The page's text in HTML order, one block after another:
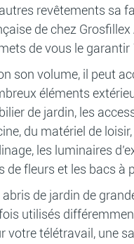
revêtements sa
de chez Grosfillex
de vous le garantir
son volume, il peut
éléments
de jardin, les
du matériel de
les luminaires
de fleurs et les bacs à
abris de jardin de
utilisés
votre télétravail, une